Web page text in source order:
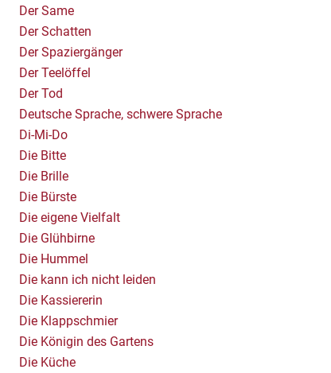
Der Same
Der Schatten
Der Spaziergänger
Der Teelöffel
Der Tod
Deutsche Sprache, schwere Sprache
Di-Mi-Do
Die Bitte
Die Brille
Die Bürste
Die eigene Vielfalt
Die Glühbirne
Die Hummel
Die kann ich nicht leiden
Die Kassiererin
Die Klappschmier
Die Königin des Gartens
Die Küche